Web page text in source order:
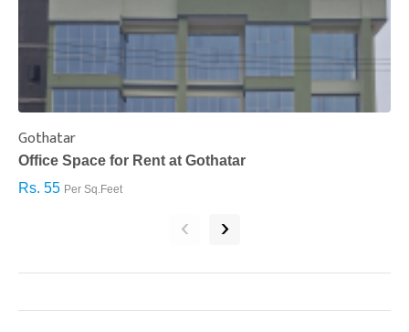
Gothatar
Office Space for Rent at Gothatar
Rs. 55 Per Sq.Feet
‹ ›